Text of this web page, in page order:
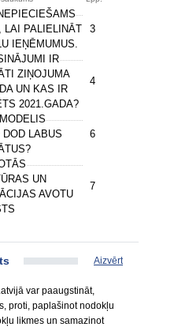
LAI PALIELINĀT
IEŅĒMUMUS.
3
IR
ZIŅOJUMA
UN KAS IR
2021.GADA?
4
DOD LABUS
6
UN
AVOTU
7
Aizvērt
var paaugstināt,
proti, paplašinot nodokļu
likmes un samazinot